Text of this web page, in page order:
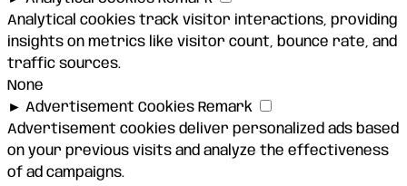
Analytical cookies track visitor interactions, providing
insights on metrics like visitor count, bounce rate, and
traffic sources.
None
► Advertisement Cookies Remark
Advertisement cookies deliver personalized ads based
on your previous visits and analyze the effectiveness
of ad campaigns.